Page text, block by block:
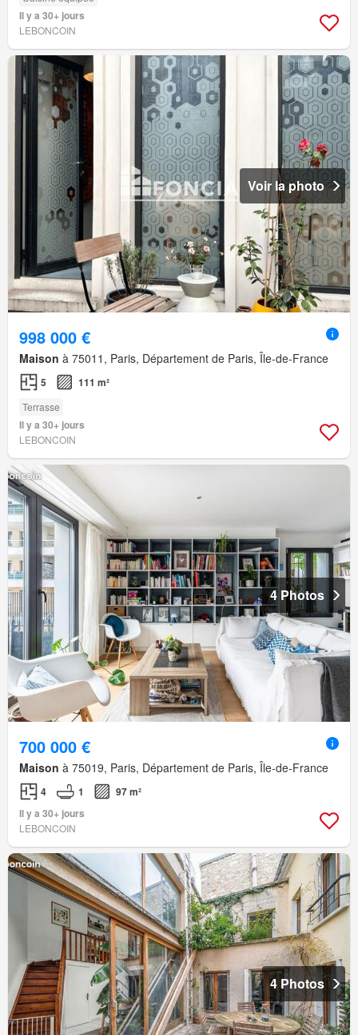
Il y a 30+ jours
LEBONCOIN
Voir la photo
998 000 €
Maison à 75011, Paris, Département de Paris, Île-de-France
5 111 m²
Terrasse
Il y a 30+ jours
LEBONCOIN
4 Photos
700 000 €
Maison à 75019, Paris, Département de Paris, Île-de-France
4 1
97 m²
Il y a 30+ jours
LEBONCOIN
4 Photos